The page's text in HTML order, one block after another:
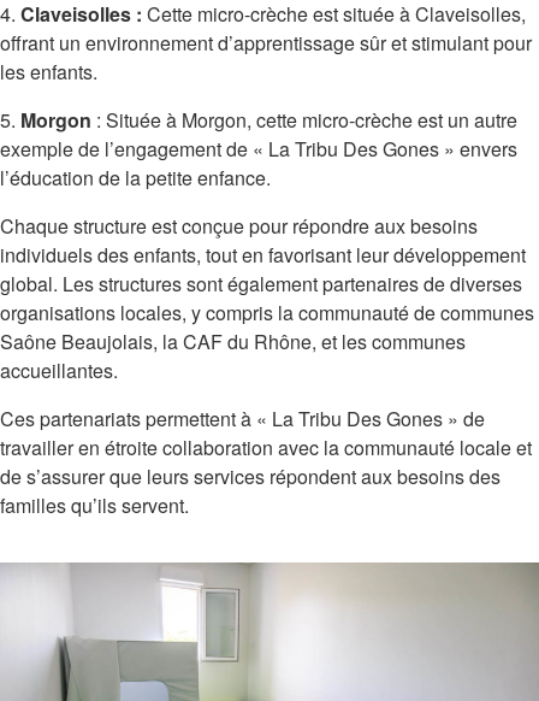
4. Claveisolles : Cette micro-crèche est située à Claveisolles,
offrant un environnement d’apprentissage sûr et stimulant pour
les enfants.
5. Morgon : Située à Morgon, cette micro-crèche est un autre
exemple de l’engagement de « La Tribu Des Gones » envers
l’éducation de la petite enfance.
Chaque structure est conçue pour répondre aux besoins
individuels des enfants, tout en favorisant leur développement
global. Les structures sont également partenaires de diverses
organisations locales, y compris la communauté de communes
Saône Beaujolais, la CAF du Rhône, et les communes
accueillantes.
Ces partenariats permettent à « La Tribu Des Gones » de
travailler en étroite collaboration avec la communauté locale et
de s’assurer que leurs services répondent aux besoins des
familles qu’ils servent.